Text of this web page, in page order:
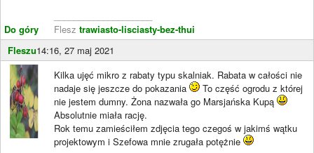
Do góry
Flesz trawiasto-lisciasty-bez-thui
Fleszu14:16, 27 maj 2021
Kilka ujęć mikro z rabaty typu skalniak. Rabata w całości nie
nadaje się jeszcze do pokazania
To część ogrodu z której
nie jestem dumny. Żona nazwała go Marsjańska Kupą
Absolutnie miała rację.
Rok temu zamieściłem zdjęcia tego czegoś w jakimś wątku
projektowym i Szefowa mnie zrugała potężnie